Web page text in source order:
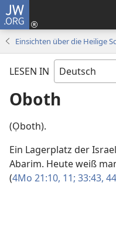
JW.ORG
Einsichten über die Heilige
LESEN IN
Oboth
(Ọboth).
Ein Lagerplatz der
Abarim. Heute weiß
(4Mo 21:10, 11; 33:43, 44